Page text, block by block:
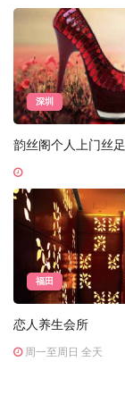
深圳
韵丝阁个人上门丝足
福田
恋人养生会所
周一至周日 全天